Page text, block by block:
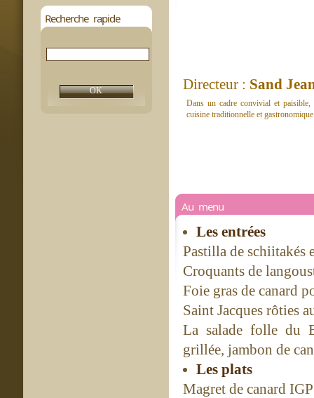
Recherche rapide
Directeur : Sand
Dans un cadre convivial et
cuisine traditionnelle et
Au menu
Les entrées
Pastilla de schiitakés
Croquants de
Foie gras de canard
Saint Jacques rôties
La salade folle du
grillée, jambon de
Les plats
Magret de canard